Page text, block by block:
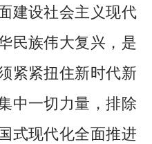
建设社会主义现代
民族伟大复兴，是
紧紧扭住新时代新
中一切力量，排除
式现代化全面推进